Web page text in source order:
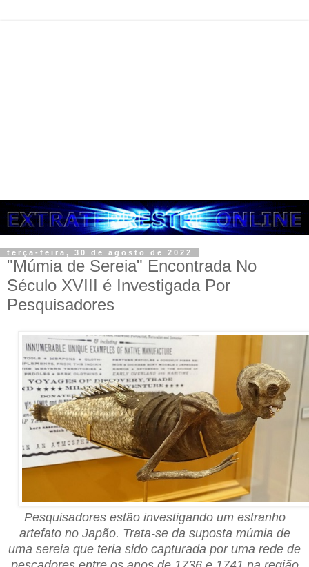
terça-feira, 30 de agosto de 2022
"Múmia de Sereia" Encontrada No
Século XVIII é Investigada Por
Pesquisadores
Pesquisadores estão investigando um estranho
artefato no Japão. Trata-se da suposta múmia de
uma sereia que teria sido capturada por uma rede de